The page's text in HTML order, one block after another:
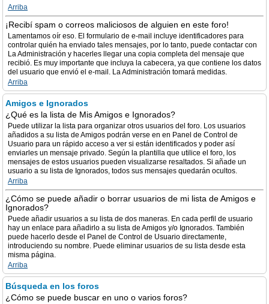
Arriba
¡Recibí spam o correos maliciosos de alguien en este foro!
Lamentamos oír eso. El formulario de e-mail incluye identificadores para
controlar quién ha enviado tales mensajes, por lo tanto, puede contactar con
La Administración y hacerles llegar una copia completa del mensaje que
recibió. Es muy importante que incluya la cabecera, ya que contiene los datos
del usuario que envió el e-mail. La Administración tomará medidas.
Arriba
Amigos e Ignorados
¿Qué es la lista de Mis Amigos e Ignorados?
Puede utilizar la lista para organizar otros usuarios del foro. Los usuarios
añadidos a su lista de Amigos podrán verse en en Panel de Control de
Usuario para un rápido acceso a ver si están identificados y poder así
enviarles un mensaje privado. Según la plantilla que utilice el foro, los
mensajes de estos usuarios pueden visualizarse resaltados. Si añade un
usuario a su lista de Ignorados, todos sus mensajes quedarán ocultos.
Arriba
¿Cómo se puede añadir o borrar usuarios de mi lista de Amigos e
Ignorados?
Puede añadir usuarios a su lista de dos maneras. En cada perfil de usuario
hay un enlace para añadirlo a su lista de Amigos y/o Ignorados. También
puede hacerlo desde el Panel de Control de Usuario directamente,
introduciendo su nombre. Puede eliminar usuarios de su lista desde esta
misma página.
Arriba
Búsqueda en los foros
¿Cómo se puede buscar en uno o varios foros?